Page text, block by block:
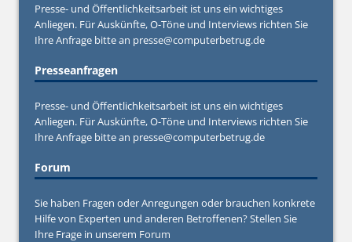
Presse- und Öffentlichkeitsarbeit ist uns ein wichtiges
Anliegen. Für Auskünfte, O-Töne und Interviews richten Sie
Ihre Anfrage bitte an presse@computerbetrug.de
Presseanfragen
Presse- und Öffentlichkeitsarbeit ist uns ein wichtiges
Anliegen. Für Auskünfte, O-Töne und Interviews richten Sie
Ihre Anfrage bitte an presse@computerbetrug.de
Forum
Sie haben Fragen oder Anregungen oder brauchen konkrete
Hilfe von Experten und anderen Betroffenen? Stellen Sie
Ihre Frage in unserem Forum